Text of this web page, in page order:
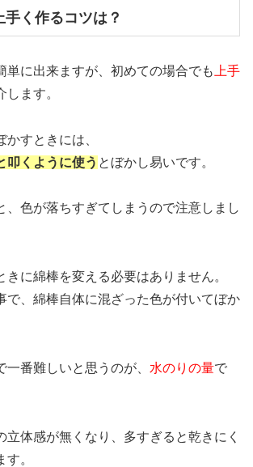
く作るコツは？
単に出来ますが、初めての場合でも 上手
します。
かすときには、
叩くように使う とぼかし易いです。
、色が落ちすぎてしまうので注意しまし
きに綿棒を変える必要はありません。
で、綿棒自体に混ざった色が付いてぼか
一番難しいと思うのが、 水のりの量で
立体感が無くなり、多すぎると乾きにく
。